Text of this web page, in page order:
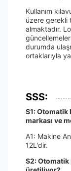
Kullanım
üzere gerekli
almaktadır.
durumda
ortaklarıyla
SSS:
S1: Otomatik
markası ve
A1: Makine
12L'dir.
S2: